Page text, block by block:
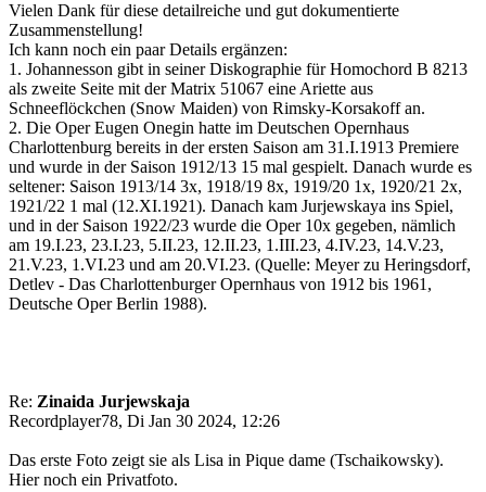
Vielen Dank für diese detailreiche und gut dokumentierte
Zusammenstellung!
Ich kann noch ein paar Details ergänzen:
1. Johannesson gibt in seiner Diskographie für Homochord B 8213
als zweite Seite mit der Matrix 51067 eine Ariette aus
Schneeflöckchen (Snow Maiden) von Rimsky-Korsakoff an.
2. Die Oper Eugen Onegin hatte im Deutschen Opernhaus
Charlottenburg bereits in der ersten Saison am 31.I.1913 Premiere
und wurde in der Saison 1912/13 15 mal gespielt. Danach wurde es
seltener: Saison 1913/14 3x, 1918/19 8x, 1919/20 1x, 1920/21 2x,
1921/22 1 mal (12.XI.1921). Danach kam Jurjewskaya ins Spiel,
und in der Saison 1922/23 wurde die Oper 10x gegeben, nämlich
am 19.I.23, 23.I.23, 5.II.23, 12.II.23, 1.III.23, 4.IV.23, 14.V.23,
21.V.23, 1.VI.23 und am 20.VI.23. (Quelle: Meyer zu Heringsdorf,
Detlev - Das Charlottenburger Opernhaus von 1912 bis 1961,
Deutsche Oper Berlin 1988).
Re: Zinaida Jurjewskaja
Recordplayer78, Di Jan 30 2024, 12:26
Das erste Foto zeigt sie als Lisa in Pique dame (Tschaikowsky).
Hier noch ein Privatfoto.